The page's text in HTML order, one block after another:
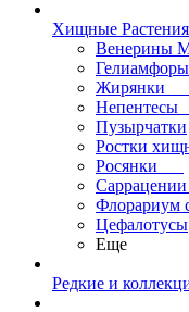
Хищные Растения
Венерины
Гелиамфоры
Жирянки
Непентесы
Пузырчатки
Ростки
Росянки
Саррацении
Флорариум
Цефалотусы
Еще
Редкие и